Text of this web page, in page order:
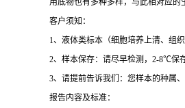
客户须知：
1、液体类标本（细胞培养上清、组
2、样本保存：请尽早检测， 2-8℃保
3、请提前告诉我们：您样本的种属
报告内容及标准：